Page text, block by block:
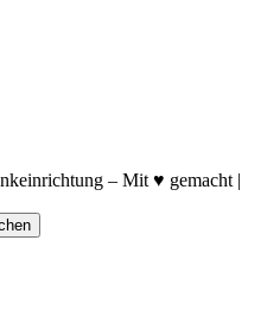
– Mit ♥ gemacht |